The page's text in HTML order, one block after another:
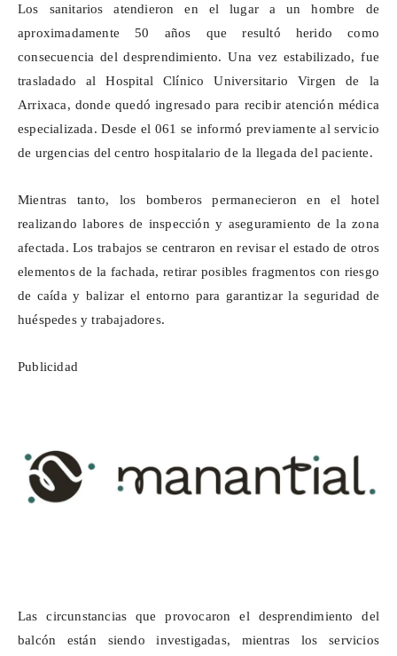
Los sanitarios atendieron en el lugar a un hombre de
aproximadamente 50 años que resultó herido como
consecuencia del desprendimiento. Una vez estabilizado, fue
trasladado al Hospital Clínico Universitario Virgen de la
Arrixaca, donde quedó ingresado para recibir atención médica
especializada. Desde el 061 se informó previamente al servicio
de urgencias del centro hospitalario de la llegada del paciente.
Mientras tanto, los bomberos permanecieron en el hotel
realizando labores de inspección y aseguramiento de la zona
afectada. Los trabajos se centraron en revisar el estado de otros
elementos de la fachada, retirar posibles fragmentos con riesgo
de caída y balizar el entorno para garantizar la seguridad de
huéspedes y trabajadores.
Publicidad
Las circunstancias que provocaron el desprendimiento del
balcón están siendo investigadas, mientras los servicios